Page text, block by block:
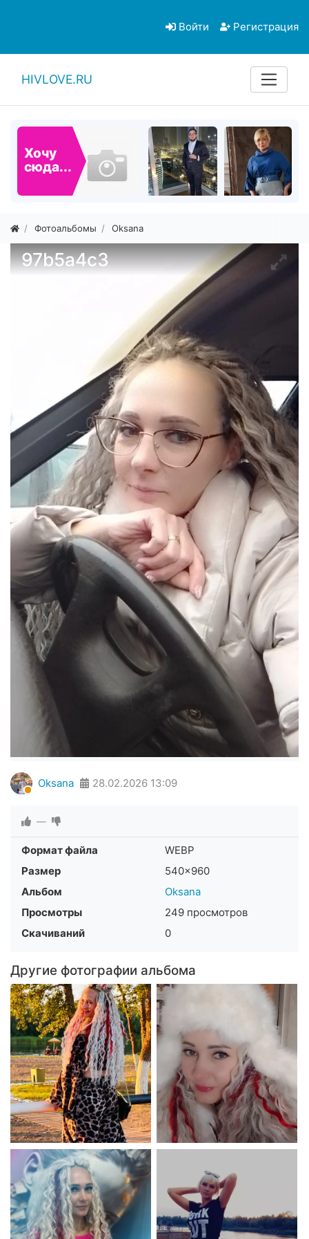
Войти Регистрация
HIVLOVE.RU
Хочу
сюда...
Фотоальбомы Oksana
97b5a4c3
Oksana 28.02.2026 13:09
—
Формат файла
WEBP
Размер
540×960
Альбом
Oksana
Просмотры
249 просмотров
Скачиваний
0
Другие фотографии альбома